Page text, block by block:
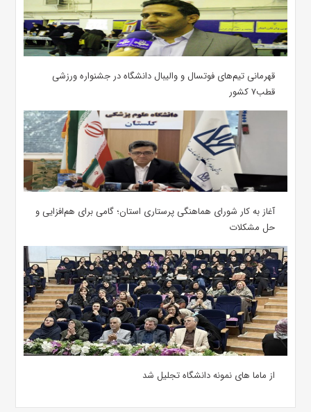
قهرمانی تیم‌های فوتسال و والیبال دانشگاه در جشنواره ورزشی
قطب۷ کشور
آغاز به کار شورای هماهنگی پرستاری استان؛ گامی برای هم‌افزایی و
حل مشکلات
از ماما های نمونه دانشگاه تجلیل شد